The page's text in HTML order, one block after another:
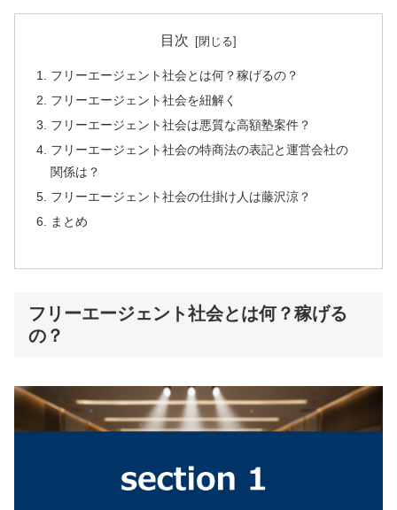
目次
フリーエージェント社会とは何？稼げるの？
フリーエージェント社会を紐解く
フリーエージェント社会は悪質な高額塾案件？
フリーエージェント社会の特商法の表記と運営会社の
関係は？
フリーエージェント社会の仕掛け人は藤沢涼？
まとめ
フリーエージェント社会とは何？稼げる
の？